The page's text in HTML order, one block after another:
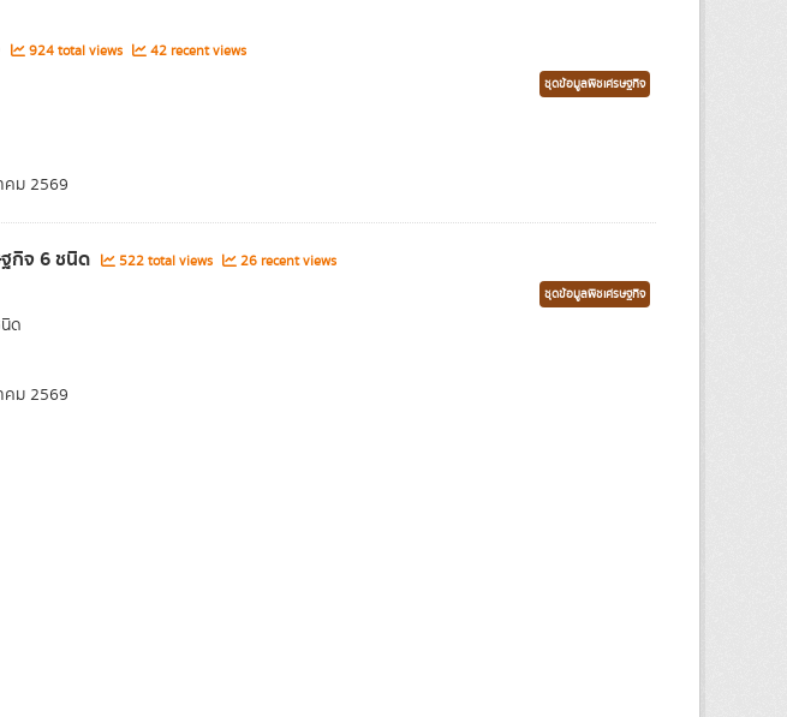
924 total views 42 recent views
ชุดข้อมูลพืชเศรษฐกิจ
ม 2569
กิจ 6 ชนิด 522 total views 26 recent views
ชุดข้อมูลพืชเศรษฐกิจ
ด
ม 2569